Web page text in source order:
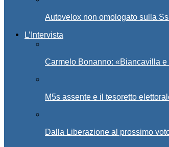
Autovelox non omologato sulla
L’Intervista
Carmelo Bonanno: «Biancavilla
M5s assente e il tesoretto
Dalla Liberazione al prossimo